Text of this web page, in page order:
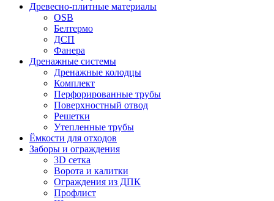
Древесно-плитные материалы
OSB
Белтермо
ДСП
Фанера
Дренажные системы
Дренажные колодцы
Комплект
Перфорированные трубы
Поверхностный отвод
Решетки
Утепленные трубы
Ёмкости для отходов
Заборы и ограждения
3D сетка
Ворота и калитки
Ограждения из ДПК
Профлист